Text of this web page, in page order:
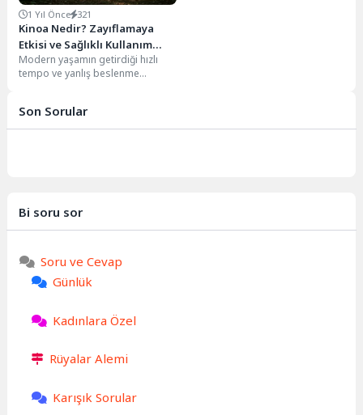
1 Yıl Önce 321
Kinoa Nedir? Zayıflamaya
Etkisi ve Sağlıklı Kullanım
Rehberi
Modern yaşamın getirdiği hızlı
tempo ve yanlış beslenme
Son Sorular
Bi soru sor
Soru ve Cevap
Günlük
Kadınlara Özel
Rüyalar Alemi
Karışık Sorular